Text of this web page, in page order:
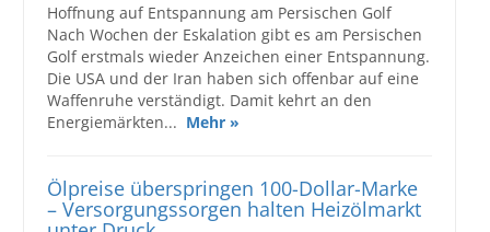
Hoffnung auf Entspannung am Persischen Golf
Nach Wochen der Eskalation gibt es am Persischen
Golf erstmals wieder Anzeichen einer Entspannung.
Die USA und der Iran haben sich offenbar auf eine
Waffenruhe verständigt. Damit kehrt an den
Energiemärkten... Mehr »
Ölpreise überspringen 100-Dollar-Marke
– Versorgungssorgen halten Heizölmarkt